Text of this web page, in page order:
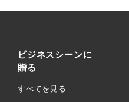
ビジネスシーンに
贈る
すべてを見る